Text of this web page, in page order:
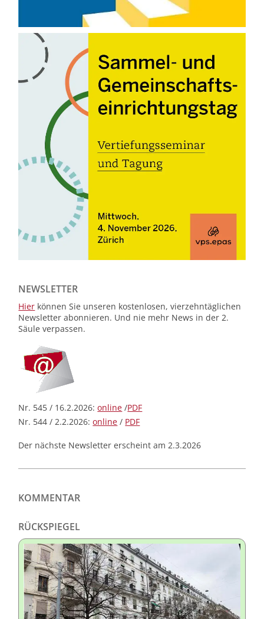
NEWSLETTER
Hier können Sie unseren kostenlosen, vierzehntäglichen
Newsletter abonnieren. Und nie mehr News in der 2.
Säule verpassen.
Nr. 545 / 16.2.2026:online /PDF
Nr. 544 / 2.2.2026:online / PDF
Der nächste Newsletter erscheint am 2.3.2026
KOMMENTAR
RÜCKSPIEGEL